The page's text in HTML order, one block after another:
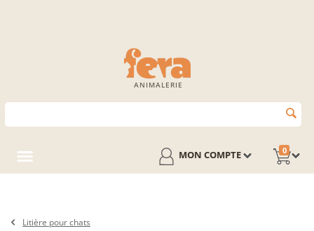
ANIMALERIE
0
MON COMPTE
Litière pour chats